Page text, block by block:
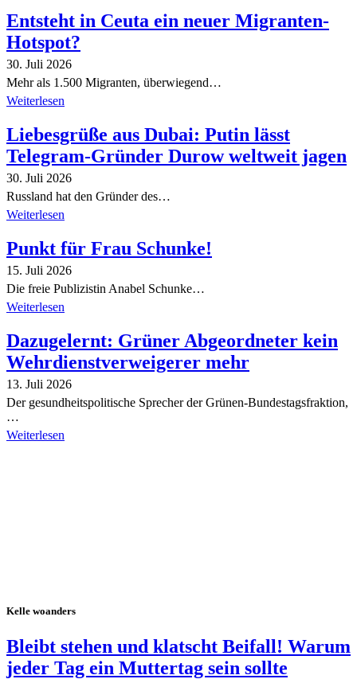
Entsteht in Ceuta ein neuer Migranten-
Hotspot?
30. Juli 2026
Mehr als 1.500 Migranten, überwiegend…
Weiterlesen
Liebesgrüße aus Dubai: Putin lässt
Telegram-Gründer Durow weltweit jagen
30. Juli 2026
Russland hat den Gründer des…
Weiterlesen
Punkt für Frau Schunke!
15. Juli 2026
Die freie Publizistin Anabel Schunke…
Weiterlesen
Dazugelernt: Grüner Abgeordneter kein
Wehrdienstverweigerer mehr
13. Juli 2026
Der gesundheitspolitische Sprecher der Grünen-Bundestagsfraktion,
…
Weiterlesen
Kelle woanders
Bleibt stehen und klatscht Beifall! Warum
jeder Tag ein Muttertag sein sollte